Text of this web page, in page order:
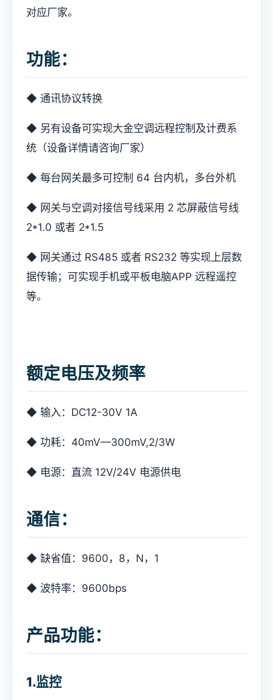
对应厂家。
功能：
◆ 通讯协议转换
◆ 另有设备可实现大金空调远程控制及计费系
统（设备详情请咨询厂家）
◆ 每台网关最多可控制 64 台内机，多台外机
◆ 网关与空调对接信号线采用 2 芯屏蔽信号线
2*1.0 或者 2*1.5
◆ 网关通过 RS485 或者 RS232 等实现上层数
据传输；可实现手机或平板电脑APP 远程遥控
等。
额定电压及频率
◆ 输入：DC12-30V 1A
◆ 功耗：40mV—300mV,2/3W
◆ 电源：直流 12V/24V 电源供电
通信：
◆ 缺省值：9600，8，N，1
◆ 波特率：9600bps
产品功能：
1.监控